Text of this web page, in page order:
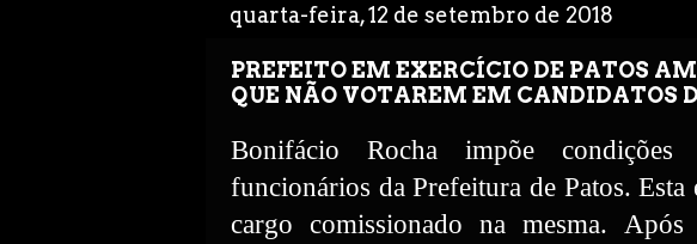
quarta-feira, 12 de setembro de 2018
PREFEITO EM EXERCÍCIO DE PATOS
QUE NÃO VOTAREM EM CANDIDATOS
Bonifácio Rocha impõe
funcionários da Prefeitura de Patos. Esta
cargo comissionado na mesma.